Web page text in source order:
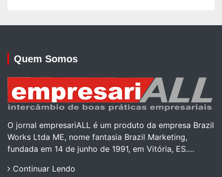
Quem Somos
O jornal empresariALL é um produto da empresa Brazil
Works Ltda ME, nome fantasia Brazil Marketing,
fundada em 14 de junho de 1991, em Vitória, ES.…
Continuar Lendo